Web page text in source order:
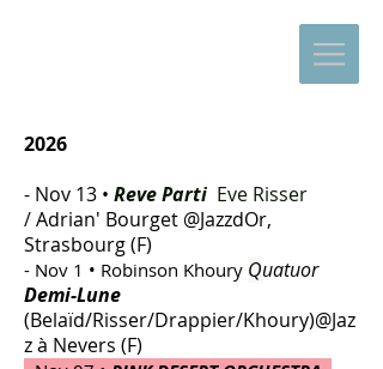
2026
- Nov 13 • Reve Parti Eve Risser
/Adrian' Bourget @JazzdOr,
Strasbourg (F)
- Nov 1 • Robinson Khoury Quatuor
Demi-Lune
(Belaïd/Risser/Drappier/Khoury)@Jaz
z à Nevers (F)